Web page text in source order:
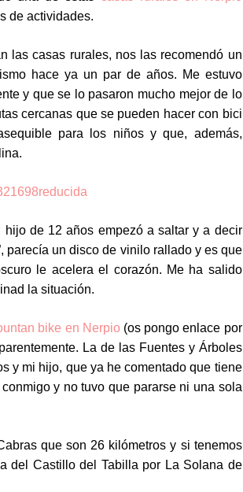
de actividades.
las casas rurales, nos las recomendó un
hace ya un par de años. Me estuvo
y que se lo pasaron mucho mejor de lo
cercanas que se pueden hacer con bici
para los niños y que, además,
hijo de 12 años empezó a saltar y a decir
parecía un disco de vinilo rallado y es que
le acelera el corazón. Me ha salido
la situación.
bike en Nerpio(os pongo enlace por
La de las Fuentes y Árboles
y mi hijo, que ya he comentado que tiene
y no tuvo que pararse ni una sola
que son 26 kilómetros y si tenemos
del Castillo del Tabilla por La Solana de